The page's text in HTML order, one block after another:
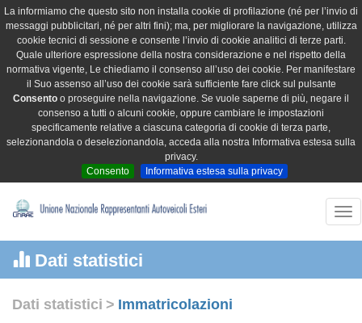
La informiamo che questo sito non installa cookie di profilazione (né per l’invio di
messaggi pubblicitari, né per altri fini); ma, per migliorare la navigazione, utilizza
cookie tecnici di sessione e consente l’invio di cookie analitici di terze parti.
Quale ulteriore espressione della nostra considerazione e nel rispetto della
normativa vigente, Le chiediamo il consenso all’uso dei cookie. Per manifestare
il Suo assenso all’uso dei cookie sarà sufficiente fare click sul pulsante
Consento o proseguire nella navigazione. Se vuole saperne di più, negare il
consenso a tutti o alcuni cookie, oppure cambiare le impostazioni
specificamente relative a ciascuna categoria di cookie di terza parte,
selezionandola o deselezionandola, acceda alla nostra Informativa estesa sulla
privacy.
Consento
Informativa estesa sulla privacy
Dati statistici
Dati statistici > Immatricolazioni